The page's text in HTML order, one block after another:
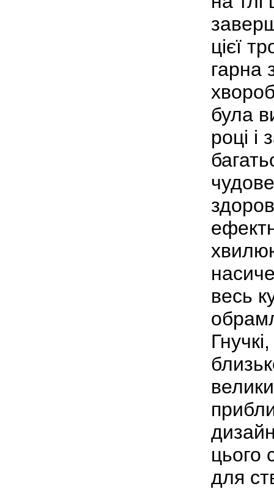
цієї
гарна
була
році і
весь
цього
для